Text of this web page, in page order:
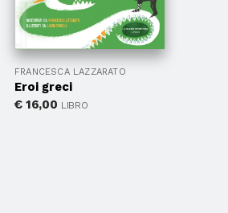
FRANCESCA LAZZARATO
Eroi greci
€16,00 LIBRO